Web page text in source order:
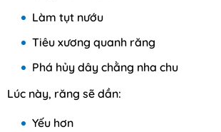
Làm tụt nướu
Tiêu xương quanh răng
Phá hủy dây chằng nha chu
Lúc này, răng sẽ dần:
Yếu hơn